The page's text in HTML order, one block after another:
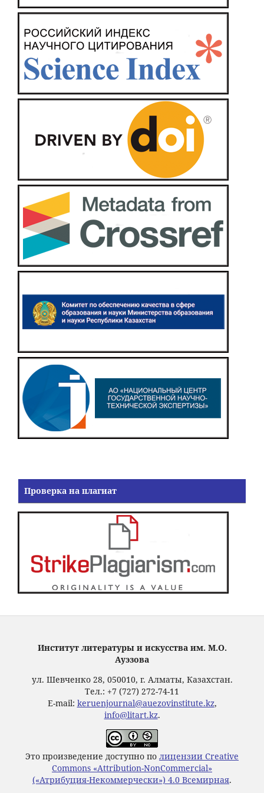
Проверка на плагиат
Институт литературы и искусства им. М.О.
Ауэзова
ул. Шевченко 28, 050010, г. Алматы, Казахстан.
Тел.: +7 (727) 272-74-11
E-mail: keruenjournal@auezovinstitute.kz,
info@litart.kz.
Это произведение доступно по лицензии Creative
Commons «Attribution-NonCommercial»
(«Атрибуция-Некоммерчески») 4.0 Всемирная.